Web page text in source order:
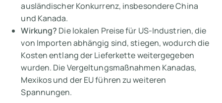
ausländischer Konkurrenz, insbesondere China
und Kanada.
Wirkung? Die lokalen Preise für US-Industrien, die
von Importen abhängig sind, stiegen, wodurch die
Kosten entlang der Lieferkette weitergegeben
wurden. Die Vergeltungsmaßnahmen Kanadas,
Mexikos und der EU führen zu weiteren
Spannungen.